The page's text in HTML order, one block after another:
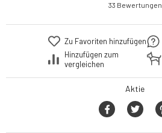
33 Bewertungen
Zu Favoriten hinzufügen
Hinzufügen zum
vergleichen
Aktie